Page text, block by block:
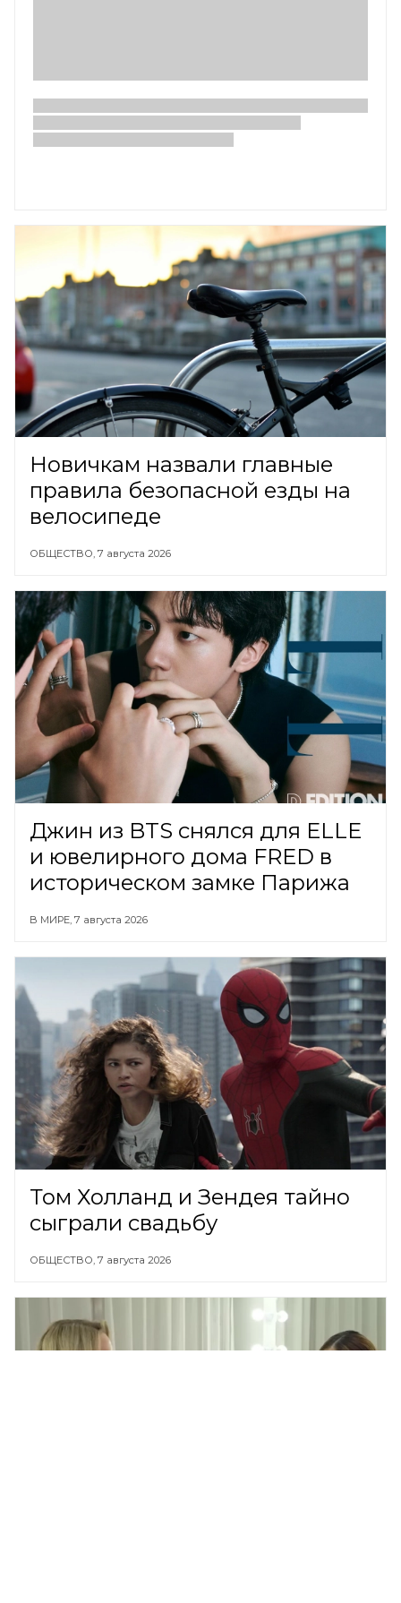
Новичкам назвали главные
правила безопасной езды на
велосипеде
ОБЩЕСТВО, 7 августа 2026
Джин из BTS снялся для ELLE
и ювелирного дома FRED в
историческом замке Парижа
В МИРЕ, 7 августа 2026
Том Холланд и Зендея тайно
сыграли свадьбу
ОБЩЕСТВО, 7 августа 2026